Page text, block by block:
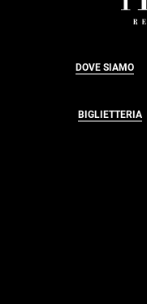
DOVE SIAMO
BIGLIETTERIA